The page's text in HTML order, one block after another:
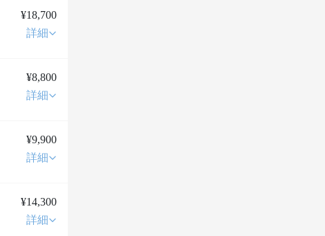
¥18,700
詳細
¥8,800
詳細
¥9,900
詳細
¥14,300
詳細